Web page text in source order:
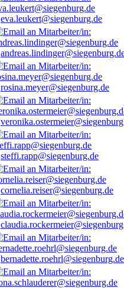
eva.leukert@siegenburg.de
rosina.meyer@siegenburg.de
steffi.rapp@siegenburg.de
cornelia.reiser@siegenburg.de
bernadette.roehrl@siegenburg.de